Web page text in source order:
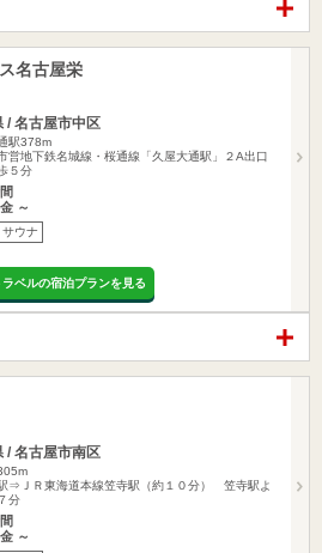
名古屋栄
/ 名古屋市中区
駅378m
営地下鉄名城線・桜通線「久屋大通駅」２A出口
５分
～
サウナ
ベルの宿泊プランを見る
/ 名古屋市南区
⇒ＪＲ東海道本線笠寺駅（約１０分） 笠寺駅よ
分
～